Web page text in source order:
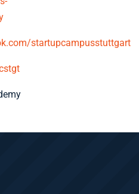
startupcampusstuttgart